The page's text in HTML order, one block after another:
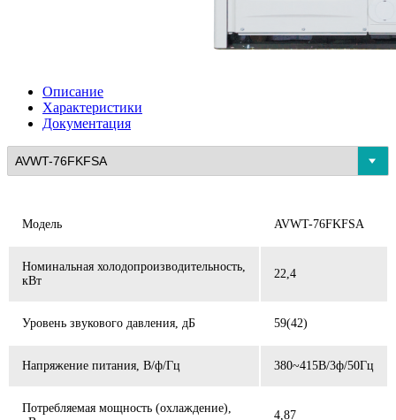
Описание
Характеристики
Документация
Модель AVWT-76FKFSA
Номинальная холодопроизводительность,
кВт
22,4
Уровень звукового давления, дБ 59(42)
Напряжение питания, В/ф/Гц 380~415В/3ф/50Гц
Потребляемая мощность (охлаждение),
4,87